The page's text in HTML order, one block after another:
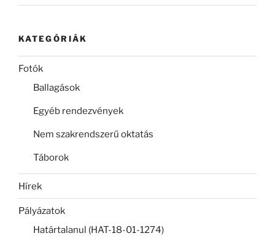
KATEGÓRIÁK
Fotók
Ballagások
Egyéb rendezvények
Nem szakrendszerű oktatás
Táborok
Hírek
Pályázatok
Határtalanul (HAT-18-01-1274)